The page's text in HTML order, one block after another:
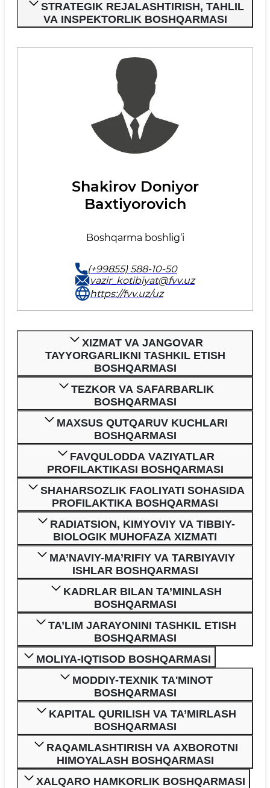
STRATEGIK REJALASHTIRISH, TAHLIL
VA INSPEKTORLIK BOSHQARMASI
Shakirov Doniyor
Baxtiyorovich
Boshqarma boshlig‘i
(+99855) 588-10-50
vazir_kotibiyat@fvv.uz
https://fvv.uz/uz
XIZMAT VA JANGOVAR
TAYYORGARLIKNI TASHKIL ETISH
BOSHQARMASI
TEZKOR VA SAFARBARLIK
BOSHQARMASI
MAXSUS QUTQARUV KUCHLARI
BOSHQARMASI
FAVQULODDA VAZIYATLAR
PROFILAKTIKASI BOSHQARMASI
SHAHARSOZLIK FAOLIYATI SOHASIDA
PROFILAKTIKA BOSHQARMASI
RADIATSION, KIMYOVIY VA TIBBIY-
BIOLOGIK MUHOFAZA XIZMATI
MA’NAVIY-MA’RIFIY VA TARBIYAVIY
ISHLAR BOSHQARMASI
KADRLAR BILAN TA’MINLASH
BOSHQARMASI
TA’LIM JARAYONINI TASHKIL ETISH
BOSHQARMASI
MOLIYA-IQTISOD BOSHQARMASI
MODDIY-TEXNIK TA'MINOT
BOSHQARMASI
KAPITAL QURILISH VA TA’MIRLASH
BOSHQARMASI
RAQAMLASHTIRISH VA AXBOROTNI
HIMOYALASH BOSHQARMASI
XALQARO HAMKORLIK BOSHQARMASI